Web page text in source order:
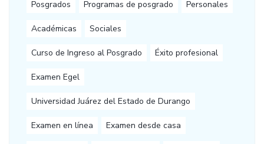
Posgrados Programas de posgrado Personales
Académicas Sociales
Curso de Ingreso al Posgrado Éxito profesional
Examen Egel
Universidad Juárez del Estado de Durango
Examen en línea Examen desde casa